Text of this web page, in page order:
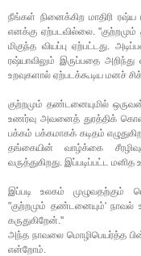
நீங்கள் நினைக்கிற மாதிரி
எனக்கு ஏற்படவில்லை.
மிகுந்த வியப்பு ஏற்பட்டது.
ரஷ்யாவிலும் இருப்பதை
உறவுகளால் ஏற்படக்கூடிய மனச்
குற்றமும் தண்டனையுமில்
உணர்வு அவனைத் துரத்திக்
பக்கம் பக்கமாகக் கடிதம்
தங்கையின் வாழ்க்கை
வருத்துகிறது. இப்படிப்பட்ட
இப்படி உலகம் முழுவதற்கும்
"குற்றமும் தண்டனையும்' நாவல்
கருதுகிறேன்.''
அந்த நாவலை மொழிபெயர்த்த
என்றோம்.